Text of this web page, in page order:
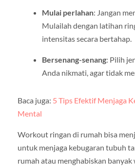
Mulai perlahan: Jangan
Mulailah dengan latihan
intensitas secara bertahap.
Bersenang-senang: Pilih
Anda nikmati, agar tidak
Baca juga: 5 Tips Efektif Menjaga
Mental
Workout ringan di rumah bisa
untuk menjaga kebugaran tubuh
rumah atau menghabiskan banyak